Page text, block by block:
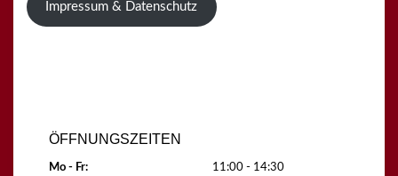
Impressum & Datenschutz
ÖFFNUNGSZEITEN
Mo - Fr:
11:00 - 14:30